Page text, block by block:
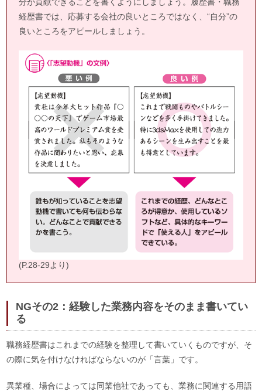
経歴書では、応募する会社の良いところではなく、“自分”の
良いところをアピールしましょう。
(P.28-29より)
NGその2：経験した業務内容をそのまま書いてい
る
職務経歴書はこれまでの経験を整理して書いていくものですが、そ
の際に気を付けなければならないのが「言葉」です。
異業種、場合によっては同業他社であっても、業務に関連する用語